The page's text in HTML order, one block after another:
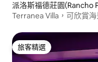
派洛斯福德莊園(Rancho
Terranea Villa，可欣賞海
旅客精選
旅客精選